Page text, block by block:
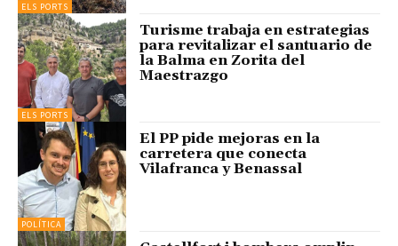
ELS PORTS
ELS PORTS
Turisme trabaja en estrategias
para revitalizar el santuario de
la Balma en Zorita del
Maestrazgo
POLÍTICA
El PP pide mejoras en la
carretera que conecta
Vilafranca y Benassal